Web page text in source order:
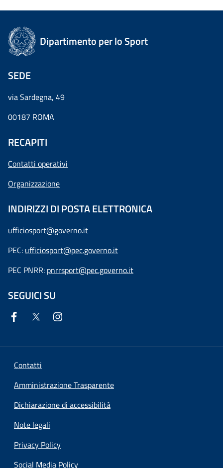
Dipartimento per lo Sport
SEDE
via Sardegna, 49
00187 ROMA
RECAPITI
Contatti operativi
Organizzazione
INDIRIZZI DI POSTA ELETTRONICA
ufficiosport@governo.it
PEC: ufficiosport@pec.governo.it
PEC PNRR: pnrrsport@pec.governo.it
SEGUICI SU
Contatti
Amministrazione Trasparente
Dichiarazione di accessibilità
Note legali
Privacy Policy
Social Media Policy